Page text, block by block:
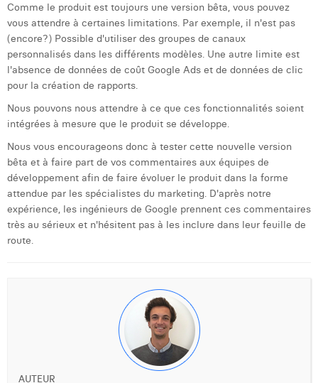
Comme le produit est toujours une version bêta, vous pouvez
vous attendre à certaines limitations. Par exemple, il n'est pas
(encore?) Possible d'utiliser des groupes de canaux
personnalisés dans les différents modèles. Une autre limite est
l'absence de données de coût Google Ads et de données de clic
pour la création de rapports.
Nous pouvons nous attendre à ce que ces fonctionnalités soient
intégrées à mesure que le produit se développe.
Nous vous encourageons donc à tester cette nouvelle version
bêta et à faire part de vos commentaires aux équipes de
développement afin de faire évoluer le produit dans la forme
attendue par les spécialistes du marketing. D'après notre
expérience, les ingénieurs de Google prennent ces commentaires
très au sérieux et n'hésitent pas à les inclure dans leur feuille de
route.
AUTEUR